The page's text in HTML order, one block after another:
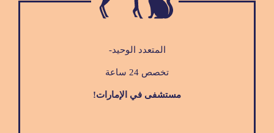
المتعدد الوحيد-
تخصص 24 ساعة
مستشفى في الإمارات!